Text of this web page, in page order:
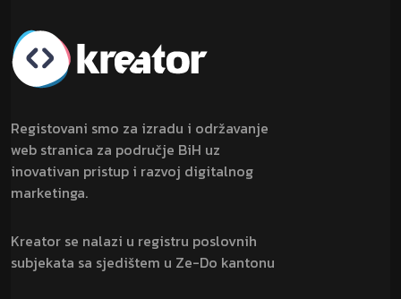
Registovani smo za izradu i održavanje
web stranica za područje BiH uz
inovativan pristup i razvoj digitalnog
marketinga.
Kreator se nalazi u registru poslovnih
subjekata sa sjedištem u Ze-Do kantonu